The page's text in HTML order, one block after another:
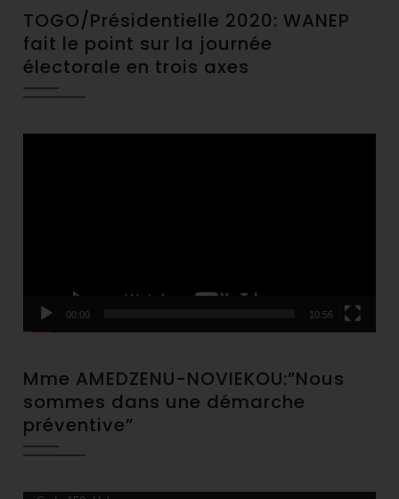
TOGO/Présidentielle 2020: WANEP
fait le point sur la journée
électorale en trois axes
00:00 10:56
Mme AMEDZENU-NOVIEKOU:”Nous
sommes dans une démarche
préventive”